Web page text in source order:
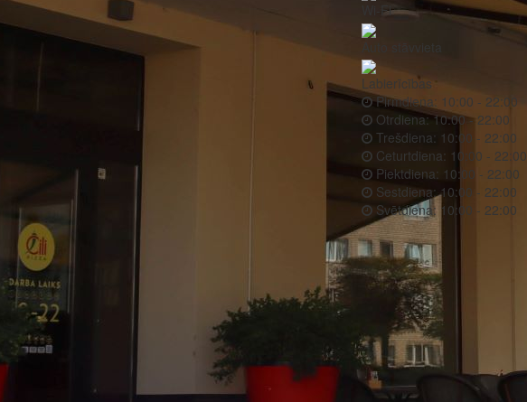
Wi-Fi
Auto stāvvieta
Labierīcības
Pirmdiena: 10:00 - 22:00
Otrdiena:10:00 - 22:00
Trešdiena: 10:00 - 22:00
Ceturtdiena: 10:00 - 22:00
Piektdiena: 10:00 - 22:00
Sestdiena:10:00 - 22:00
Svētdiena: 10:00 - 22:00